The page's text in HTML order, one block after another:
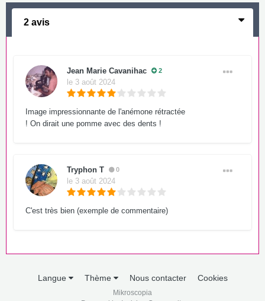
2 avis
Jean Marie Cavanihac 2
le 3 août 2024
Image impressionnante de l'anémone rétractée
! On dirait une pomme avec des dents !
Tryphon T 0
le 3 août 2024
C'est très bien (exemple de commentaire)
Langue Thème Nous contacter Cookies
Mikroscopia